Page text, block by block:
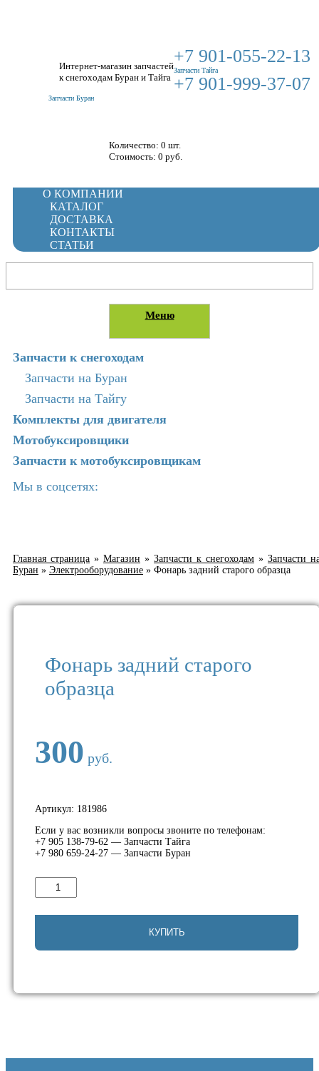
Интернет-магазин запчастей
к снегоходам Буран и Тайга
+7 901-055-22-13
Запчасти Тайга
+7 901-999-37-07
Запчасти Буран
Количество: 0 шт.
Стоимость: 0 руб.
О КОМПАНИИ
КАТАЛОГ
ДОСТАВКА
КОНТАКТЫ
СТАТЬИ
Меню
Запчасти к снегоходам
Запчасти на Буран
Запчасти на Тайгу
Комплекты для двигателя
Мотобуксировщики
Запчасти к мотобуксировщикам
Мы в соцсетях:
Главная страница » Магазин » Запчасти к снегоходам » Запчасти
Буран » Электрооборудование » Фонарь задний старого образца
Фонарь задний старого
образца
300 руб.
Артикул: 181986
Если у вас возникли вопросы звоните по телефонам:
+7 905 138-79-62 — Запчасти Тайга
+7 980 659-24-27 — Запчасти Буран
Количество
товара
задний
КУПИТЬ